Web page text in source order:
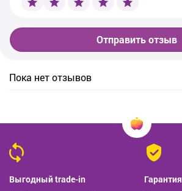
Отправить отзыв
Пока нет отзывов
Выгодный trade-in Гарантия